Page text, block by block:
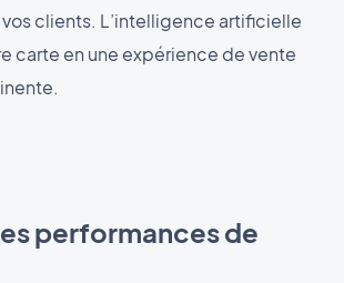
clients. L’intelligence artificielle
carte en une expérience de vente
performances de